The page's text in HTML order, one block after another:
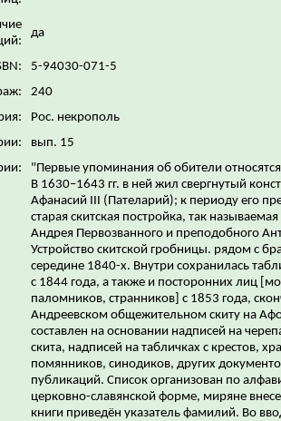
да
5-94030-071-5
240
Рос. некрополь
вып. 15
"Первые упоминания об обители
В 1630–1643 гг. в ней жил свергнутый
Афанасий III (Пателарий); к периоду его
старая скитская постройка, так
Андрея Первозванного и преподобного
Устройство скитской гробницы. рядом с
середине 1840-х. Внутри сохранилась
с 1844 года, а также и посторонних лиц
паломников, странников] с 1853 года,
Андреевском общежительном скиту на
составлен на основании надписей на
скита, надписей на табличках с крестов,
помянников, синодиков, других
публикаций. Список организован по
церковно-славянской форме, миряне
книги приведён указатель фамилий. Во